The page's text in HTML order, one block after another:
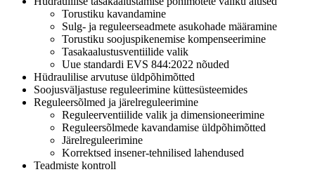
Torustiku kavandamine
Sulg- ja reguleerseadmete asukohade määramine
Torustiku soojuspikenemise kompenseerimine
Tasakaalustusventiilide valik
Uue standardi EVS 844:2022 nõuded
Hüdraulilise arvutuse üldpõhimõtted
Soojusväljastuse reguleerimine küttesüsteemides
Reguleersõlmed ja järelreguleerimine
Reguleerventiilide valik ja dimensioneerimine
Reguleersõlmede kavandamise üldpõhimõtted
Järelreguleerimine
Korrektsed insener-tehnilised lahendused
Teadmiste kontroll